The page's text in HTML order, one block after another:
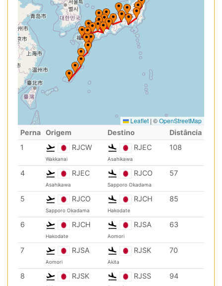
Leaflet | ©OpenStreetMap
Perna
Origem Destino
Distância
1
RJCW
Wakkanai
RJEC
Asahikawa
108
4 RJEC
Asahikawa
RJCO
Sapporo Okadama
57
5 RJCO
Sapporo Okadama
RJCH
Hakodate
85
6 RJCH
Hakodate
RJSA
Aomori
63
7 RJSA
Aomori
RJSK
Akita
70
8 RJSK RJSS 94